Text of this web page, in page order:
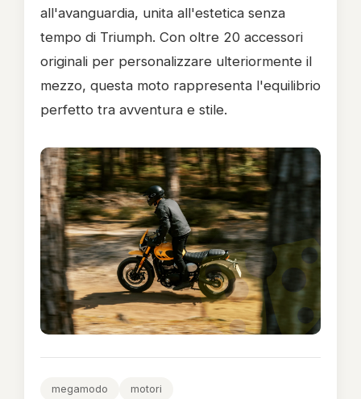
all'avanguardia, unita all'estetica senza
tempo di Triumph. Con oltre 20 accessori
originali per personalizzare ulteriormente il
mezzo, questa moto rappresenta l'equilibrio
perfetto tra avventura e stile.
megamodo motori